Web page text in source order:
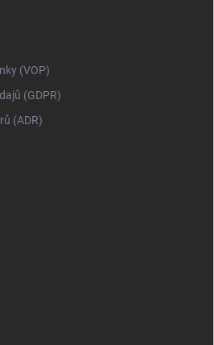
(VOP)
(GDPR)
(ADR)